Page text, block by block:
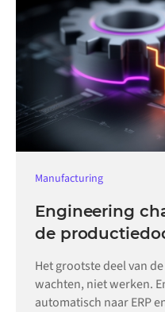
Manufacturing
Engineering
de
Het grootste deel van
wachten, niet werken.
automatisch naar ERP